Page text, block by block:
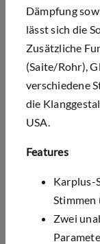
Dämpfung
lässt sich die
Zusätzliche
(Saite/Rohr),
verschiedene
die
USA.
Features
Karplus-
Stimmen
Zwei